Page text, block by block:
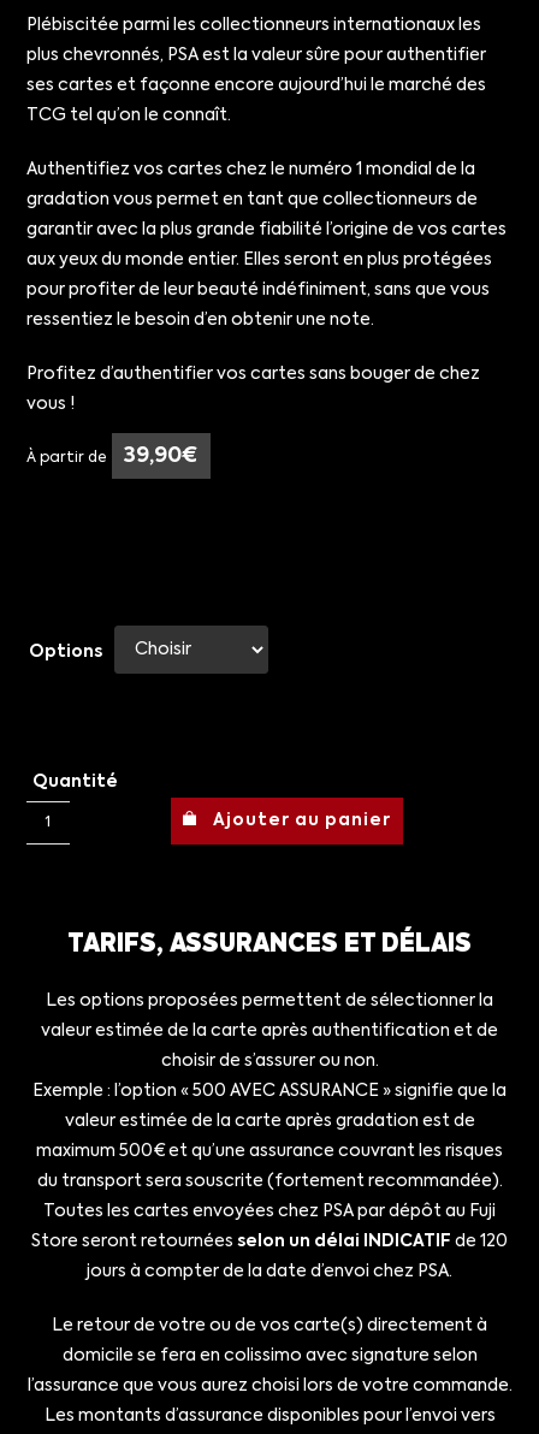
Plébiscitée parmi les collectionneurs internationaux les
plus chevronnés, PSA est la valeur sûre pour authentifier
ses cartes et façonne encore aujourd’hui le marché des
TCG tel qu’on le connaît.
Authentifiez vos cartes chez le numéro 1 mondial de la
gradation vous permet en tant que collectionneurs de
garantir avec la plus grande fiabilité l’origine de vos cartes
aux yeux du monde entier. Elles seront en plus protégées
pour profiter de leur beauté indéfiniment, sans que vous
ressentiez le besoin d’en obtenir une note.
Profitez d’authentifier vos cartes sans bouger de chez
vous !
À partir de 39,90€
Options
Quantité
Ajouter au panier
TARIFS, ASSURANCES ET DÉLAIS
Les options proposées permettent de sélectionner la
valeur estimée de la carte après authentification et de
choisir de s’assurer ou non.
Exemple : l’option « 500 AVEC ASSURANCE » signifie que la
valeur estimée de la carte après gradation est de
maximum 500€ et qu’une assurance couvrant les risques
du transport sera souscrite (fortement recommandée).
Toutes les cartes envoyées chez PSA par dépôt au Fuji
Store seront retournées selon un délai INDICATIF de 120
jours à compter de la date d’envoi chez PSA.
Le retour de votre ou de vos carte(s) directement à
domicile se fera en colissimo avec signature selon
l’assurance que vous aurez choisi lors de votre commande.
Les montants d’assurance disponibles pour l’envoi vers